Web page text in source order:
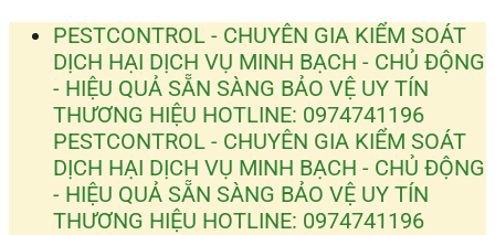
Bỏ
dung
PESTCONTROL - CHUYÊN GIA KIỂM SOÁT
DỊCH HẠI DỊCH VỤ MINH BẠCH - CHỦ ĐỘNG
- HIỆU QUẢ SẴN SÀNG BẢO VỆ UY TÍN
THƯƠNG HIỆU HOTLINE: 0974741196
PESTCONTROL - CHUYÊN GIA KIỂM SOÁT
DỊCH HẠI DỊCH VỤ MINH BẠCH - CHỦ ĐỘNG
- HIỆU QUẢ SẴN SÀNG BẢO VỆ UY TÍN
THƯƠNG HIỆU HOTLINE: 0974741196